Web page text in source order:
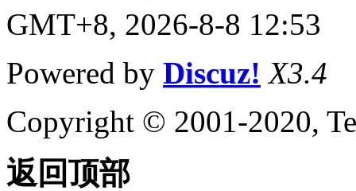
GMT+8, 2026-8-8 12:53
Powered by Discuz! X3.4
Copyright © 2001-2020,
返回顶部